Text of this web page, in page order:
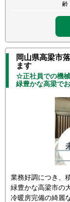
齢
岡山県高梁市
ます
☆正社員での機械
緑豊かな高梁で
業務好調につき、
緑豊かな高梁市の
冷暖房完備の綺麗